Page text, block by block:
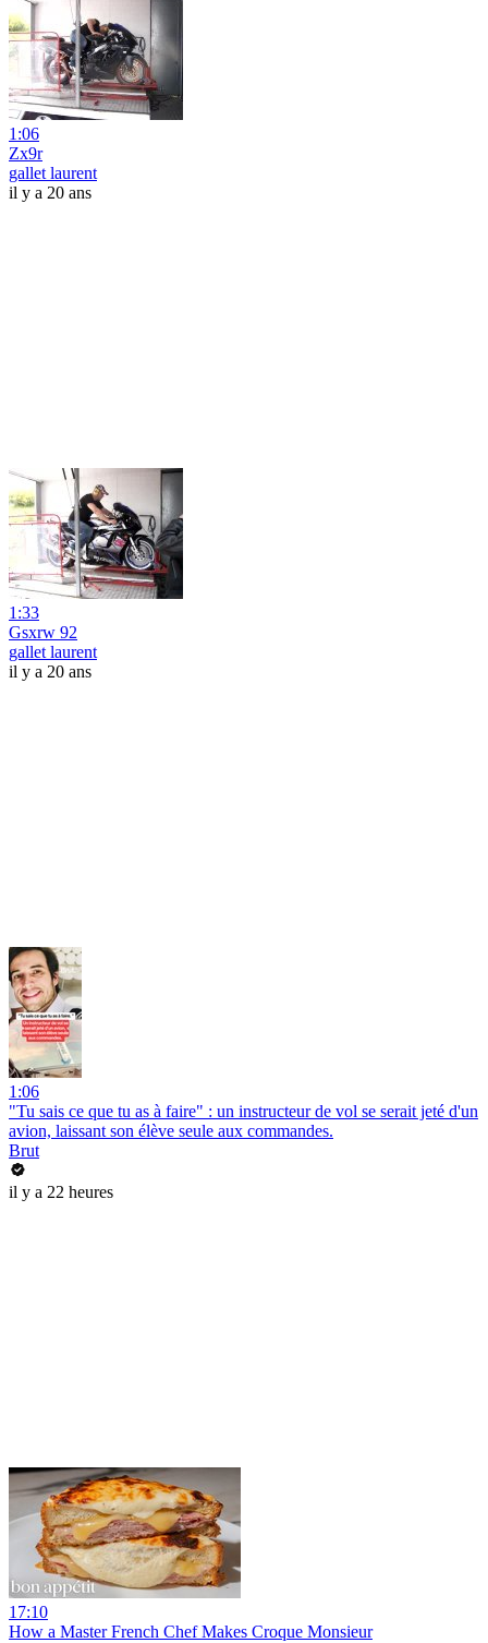
1:06
Zx9r
gallet laurent
il y a 20 ans
1:33
Gsxrw 92
gallet laurent
il y a 20 ans
1:06
"Tu sais ce que tu as à faire" : un instructeur de vol se serait jeté d'un
avion, laissant son élève seule aux commandes.
Brut
il y a 22 heures
17:10
How a Master French Chef Makes Croque Monsieur